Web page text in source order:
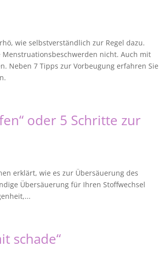
wie selbstverständlich zur Regel dazu.
nicht. Auch mit
Neben 7 Tipps zur Vorbeugung erfahren Sie
oder 5 Schritte zur
erklärt, wie es zur Übersäuerung des
Übersäuerung für Ihren Stoffwechsel
schade“